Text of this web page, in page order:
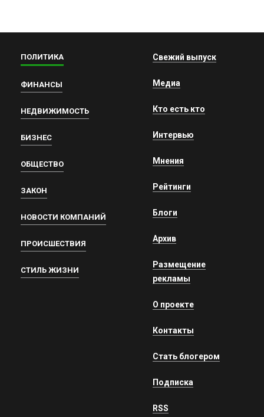
ПОЛИТИКА
ФИНАНСЫ
НЕДВИЖИМОСТЬ
БИЗНЕС
ОБЩЕСТВО
ЗАКОН
НОВОСТИ КОМПАНИЙ
ПРОИСШЕСТВИЯ
СТИЛЬ ЖИЗНИ
Свежий выпуск
Медиа
Кто есть кто
Интервью
Мнения
Рейтинги
Блоги
Архив
Размещение
рекламы
О проекте
Контакты
Стать блогером
Подписка
RSS